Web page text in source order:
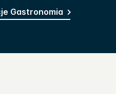
Gastronomia